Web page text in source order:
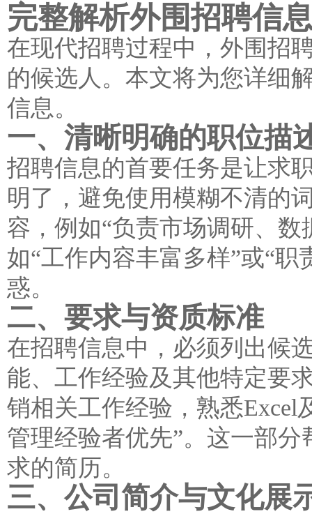
完整解析外围招聘信
在现代招聘过程中，外围招
的候选人。本文将为您详细
信息。
一、清晰明确的职位描
招聘信息的首要任务是让求
明了，避免使用模糊不清的
容，例如“负责市场调研、
如“工作内容丰富多样”或“
惑。
二、要求与资质标准
在招聘信息中，必须列出候
能、工作经验及其他特定要
销相关工作经验，熟悉Excel
管理经验者优先”。这一部
求的简历。
三、公司简介与文化展